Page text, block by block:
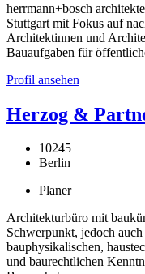
herrmann+bosch
Stuttgart mit Fokus auf
Architektinnen und
Bauaufgaben für
Profil ansehen
Herzog &
10245
Berlin
Planer
Architekturbüro mit
Schwerpunkt, jedoch
bauphysikalischen,
und baurechtlichen